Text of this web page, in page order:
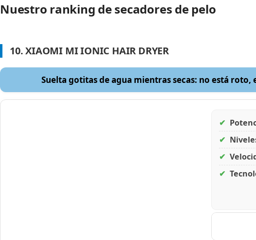
Nuestro ranking de secadores de pelo
10. XIAOMI MI IONIC HAIR DRYER
Suelta gotitas de agua mientras secas: no está
✔
✔
✔
✔